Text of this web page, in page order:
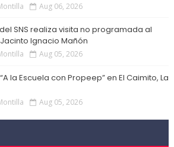
Aug 06, 2026
SNS realiza visita no programada al
Ignacio Mañón
Aug 05, 2026
la Escuela con Propeep” en El Caimito, La
Aug 05, 2026